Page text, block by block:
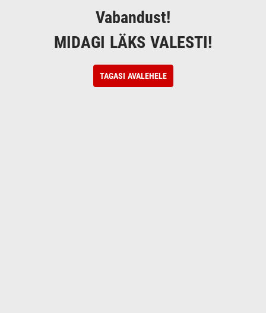
Vabandust!
MIDAGI LÄKS VALESTI!
TAGASI AVALEHELE